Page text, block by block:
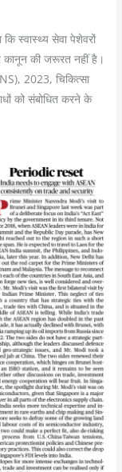
स्वास्थ्य सेवा पेशेवरों
कानून की जरूरत नहीं है।
2023, चिकित्सा
को संबोधित करने के